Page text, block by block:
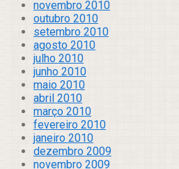
novembro 2010
outubro 2010
setembro 2010
agosto 2010
julho 2010
junho 2010
maio 2010
abril 2010
março 2010
fevereiro 2010
janeiro 2010
dezembro 2009
novembro 2009